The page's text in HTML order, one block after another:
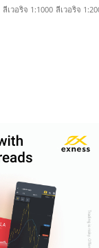
ลีเวอริจ 1:1000 ลีเวอริจ